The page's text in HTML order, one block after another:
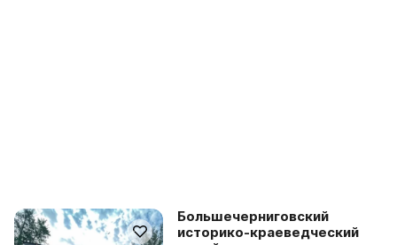
Большечерниговский
историко-краеведческий